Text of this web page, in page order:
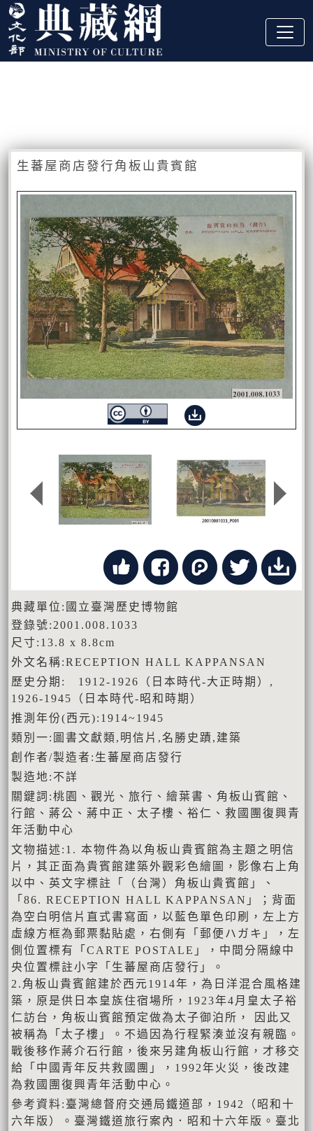
跳到主要內容
:::
生蕃屋商店發行角板山貴賓館
典藏單位:國立臺灣歷史博物館
登錄號:2001.008.1033
尺寸:13.8 x 8.8cm
外文名稱:RECEPTION HALL KAPPANSAN
歷史分期: 1912-1926（日本時代-大正時期）,
1926-1945（日本時代-昭和時期）
推測年份(西元):1914~1945
類別一:圖書文獻類,明信片,名勝史蹟,建築
創作者/製造者:生蕃屋商店發行
製造地:不詳
關鍵詞:桃園、觀光、旅行、繪葉書、角板山賓館、
行館、蔣公、蔣中正、太子樓、裕仁、救國團復興青
年活動中心
文物描述:1. 本物件為以角板山貴賓館為主題之明信
片，其正面為貴賓館建築外觀彩色繪圖，影像右上角
以中、英文字標註「（台灣）角板山貴賓館」、
「86. RECEPTION HALL KAPPANSAN」；背面
為空白明信片直式書寫面，以藍色單色印刷，左上方
虛線方框為郵票黏貼處，右側有「郵便ハガキ」，左
側位置標有「CARTE POSTALE」，中間分隔線中
央位置標註小字「生蕃屋商店發行」。
2.角板山貴賓館建於西元1914年，為日洋混合風格建
築，原是供日本皇族住宿場所，1923年4月皇太子裕
仁訪台，角板山賓館預定做為太子御泊所， 因此又
被稱為「太子樓」。不過因為行程緊湊並沒有親臨。
戰後移作蔣介石行館，後來另建角板山行館，才移交
給「中國青年反共救國團」，1992年火災，後改建
為救國團復興青年活動中心。
參考資料:臺灣總督府交通局鐵道部，1942（昭和十
六年版）。臺灣鐵道旅行案內．昭和十六年版。臺北